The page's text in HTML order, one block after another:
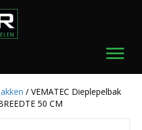
/ VEMATEC Dieplepelbak
50 CM